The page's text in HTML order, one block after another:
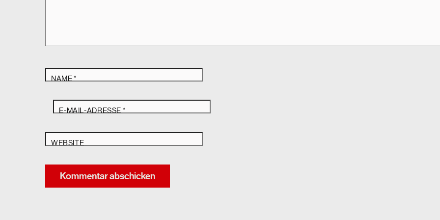
NAME*
E-MAIL-ADRESSE*
WEBSITE